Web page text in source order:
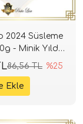
2024 Süsleme
- Minik Yıldız
86,56 TL %25